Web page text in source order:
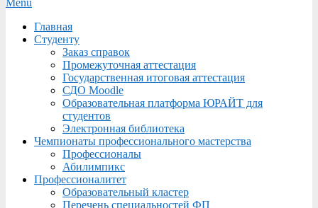
Menu
Menu
Главная
Студенту
Заказ справок
Промежуточная аттестация
Государственная итоговая аттестация
СДО Moodle
Образовательная платформа ЮРАЙТ для
студентов
Электронная библиотека
Чемпионаты профессионального мастерства
Профессионалы
Абилимпикс
Профессионалитет
Образовательный кластер
Перечень специальностей ФП